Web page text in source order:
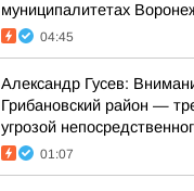
муниципалитетах
04:45
Александр Гусев:
Грибановский район —
угрозой
01:07